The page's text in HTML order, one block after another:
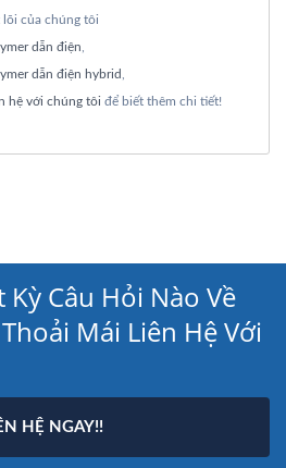
lõi của chúng tôi
dẫn điện
dẫn điện hybrid
hệ với chúng tôi để biết thêm chi tiết!
Kỳ Câu Hỏi Nào Về
Mái Liên Hệ Với
HỆ NGAY!!